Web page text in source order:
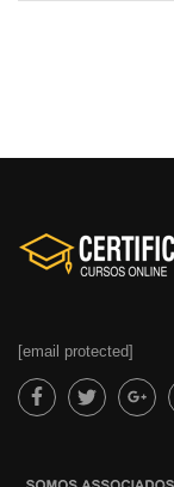
[email protected]